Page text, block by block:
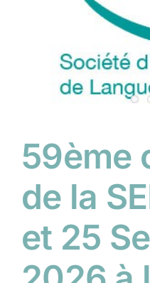
59ème
de la
et 25